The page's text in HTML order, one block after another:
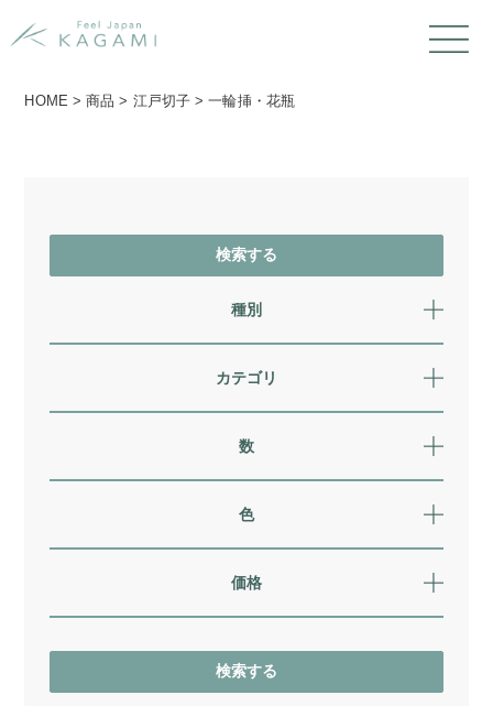
HOME >商品 > 江戸切子 >一輪挿・花瓶
種別
カテゴリ
数
色
価格